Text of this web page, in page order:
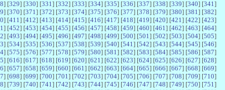
] [329] [330] [331 ] [332] [333] [334] [335] [336] [337] [338] [339] [340] [341 ]
] [370] [371 ] [372] [373] [374] [375] [376] [377] [378] [379] [380] [381 ] [382]
] [411 ] [412] [413] [414] [415] [416] [417] [418] [419] [420] [421 ] [422] [423]
] [452] [453] [454] [455] [456] [457] [458] [459] [460] [461 ] [462] [463] [464]
] [493] [494] [495] [496] [497] [498] [499] [500] [501 ] [502] [503] [504] [505]
] [534] [535] [536] [537] [538] [539] [540] [541 ] [542] [543] [544] [545] [546]
] [575] [576] [577] [578] [579] [580] [581 ] [582] [583] [584] [585] [586] [587]
] [616] [617] [618] [619] [620] [621 ] [622] [623] [624] [625] [626] [627] [628]
] [657] [658] [659] [660] [661 ] [662] [663] [664] [665] [666] [667] [668] [669]
] [698] [699] [700] [701 ] [702] [703] [704] [705] [706] [707] [708] [709] [710]
] [739] [740] [741 ] [742] [743] [744] [745] [746] [747] [748] [749] [750] [751 ]